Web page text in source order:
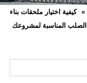
» كيفية اختيار ملحقات بناء
الصلب المناسبة لمشروعك